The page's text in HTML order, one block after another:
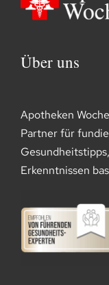
Über uns
Apotheken
Partner für
Erkenntnissen